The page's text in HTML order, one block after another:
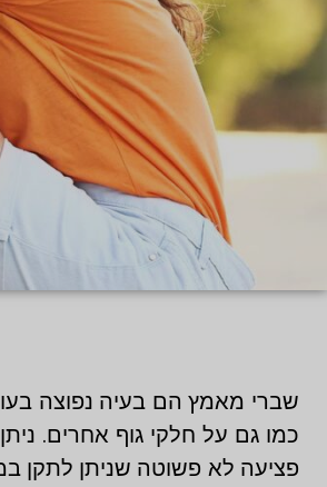
שברי מאמץ הם בעיה נפוצה
כמו גם על חלקי גוף אחרים.
פציעה לא פשוטה שניתן לתקן